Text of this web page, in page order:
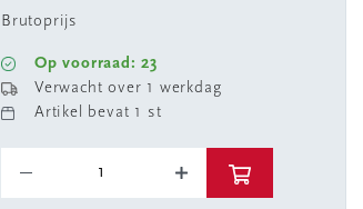
Brutoprijs
Op voorraad: 23
Verwacht over 1 werkdag
Artikel bevat 1 st